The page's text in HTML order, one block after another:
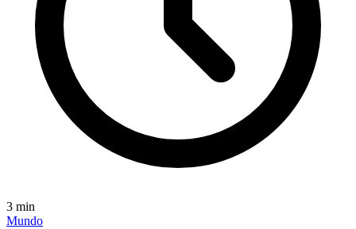
3 min
Mundo